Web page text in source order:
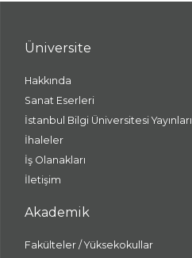
Üniversite
Hakkında
Sanat Eserleri
İstanbul Bilgi Üniversitesi Yayınları
İhaleler
İş Olanakları
İletişim
Akademik
Fakülteler / Yüksekokullar